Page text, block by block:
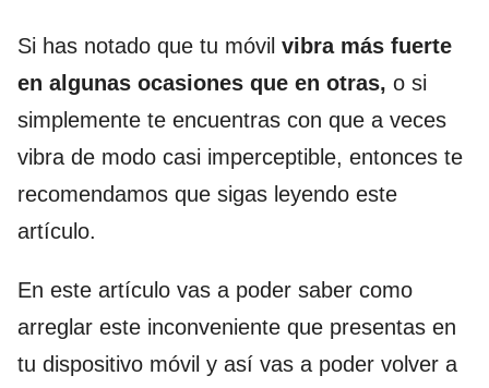
Si has notado que tu móvil vibra más fuerte
en algunas ocasiones que en otras, o si
simplemente te encuentras con que a veces
vibra de modo casi imperceptible, entonces te
recomendamos que sigas leyendo este
artículo.
En este artículo vas a poder saber como
arreglar este inconveniente que presentas en
tu dispositivo móvil y así vas a poder volver a